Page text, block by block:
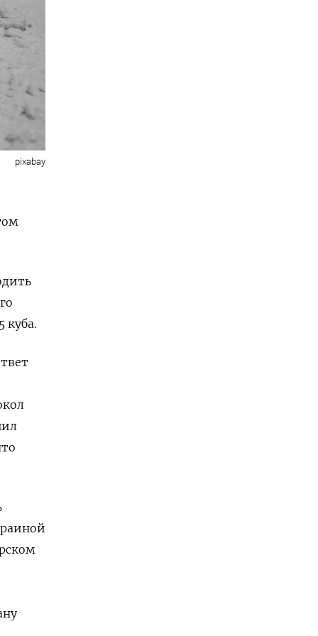
pixabay
куба.